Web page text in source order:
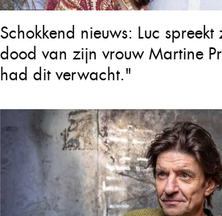
Schokkend nieuws: Luc
dood van zijn vrouw Martine
had dit verwacht."